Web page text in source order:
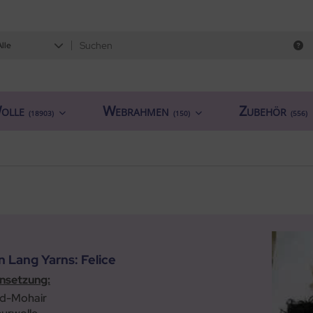
(18903) Webrahmen (150) Zubehör (556)
Lang Yarns: Felice
Mohair